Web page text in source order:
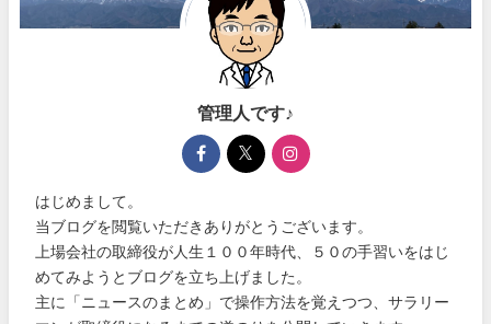
管理人です♪
はじめまして。
当ブログを閲覧いただきありがとうございます。
上場会社の取締役が人生１００年時代、５０の手習いをはじ
めてみようとブログを立ち上げました。
主に「ニュースのまとめ」で操作方法を覚えつつ、サラリー